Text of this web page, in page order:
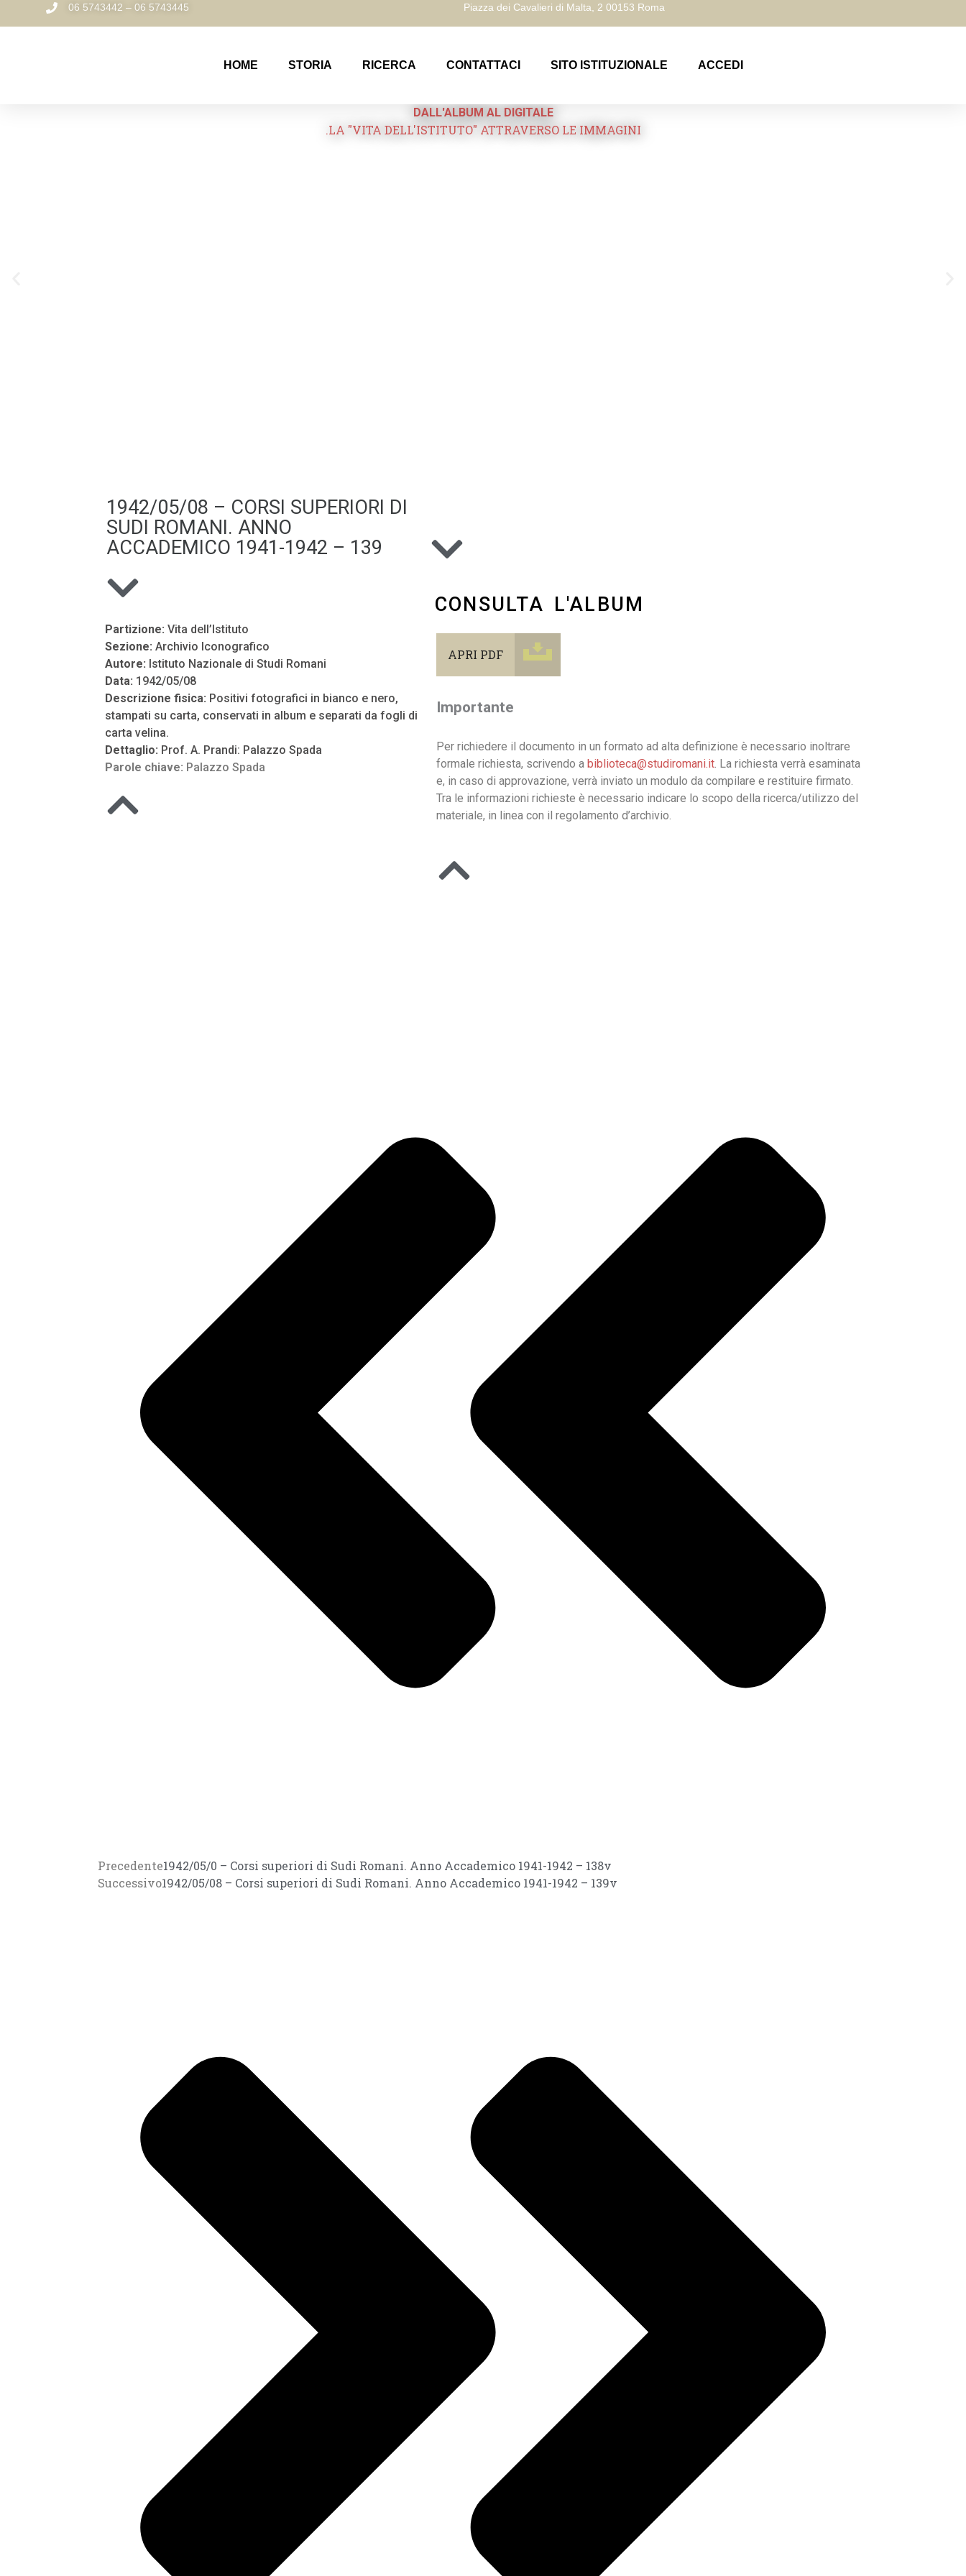
06 5743442 – 06 5743445 Piazza dei Cavalieri di Malta, 2 00153 Roma
HOME STORIA RICERCA CONTATTACI SITO ISTITUZIONALE ACCEDI
DALL'ALBUM AL DIGITALE
.LA "VITA DELL'ISTITUTO" ATTRAVERSO LE IMMAGINI
1942/05/08 – CORSI SUPERIORI DI
SUDI ROMANI. ANNO
ACCADEMICO 1941-1942 – 139
Partizione: Vita dell’Istituto
Sezione: Archivio Iconografico
Autore: Istituto Nazionale di Studi Romani
Data: 1942/05/08
Descrizione fisica: Positivi fotografici in bianco e nero,
stampati su carta, conservati in album e separati da fogli di
carta velina.
Dettaglio: Prof. A. Prandi: Palazzo Spada
Parole chiave: Palazzo Spada
CONSULTA L'ALBUM
APRI PDF
Importante
Per richiedere il documento in un formato ad alta definizione è necessario inoltrare
formale richiesta, scrivendo a biblioteca@studiromani.it. La richiesta verrà esaminata
e, in caso di approvazione, verrà inviato un modulo da compilare e restituire firmato.
Tra le informazioni richieste è necessario indicare lo scopo della ricerca/utilizzo del
materiale, in linea con il regolamento d’archivio.
Precedente1942/05/0 – Corsi superiori di Sudi Romani. Anno Accademico 1941-1942 – 138v
Successivo1942/05/08 – Corsi superiori di Sudi Romani. Anno Accademico 1941-1942 – 139v